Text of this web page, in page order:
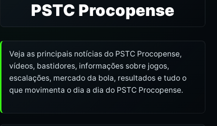
PSTC Procopense
Veja as principais notícias do PSTC Procopense,
vídeos, bastidores, informações sobre jogos,
escalações, mercado da bola, resultados e tudo o
que movimenta o dia a dia do PSTC Procopense.